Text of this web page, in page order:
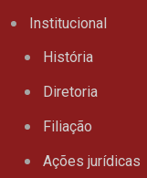
Institucional
História
Diretoria
Filiação
Ações jurídicas